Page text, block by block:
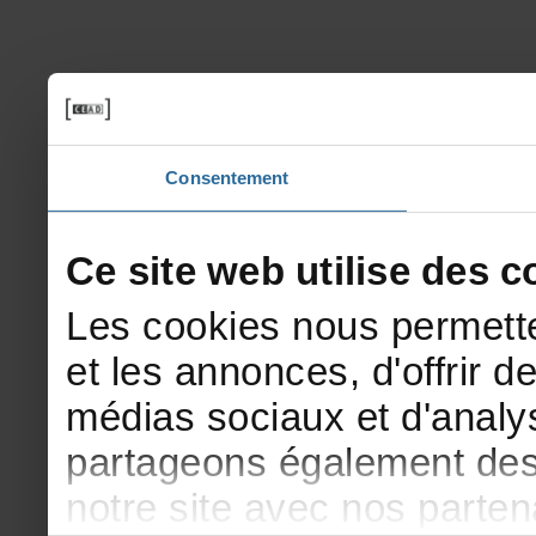
Consentement